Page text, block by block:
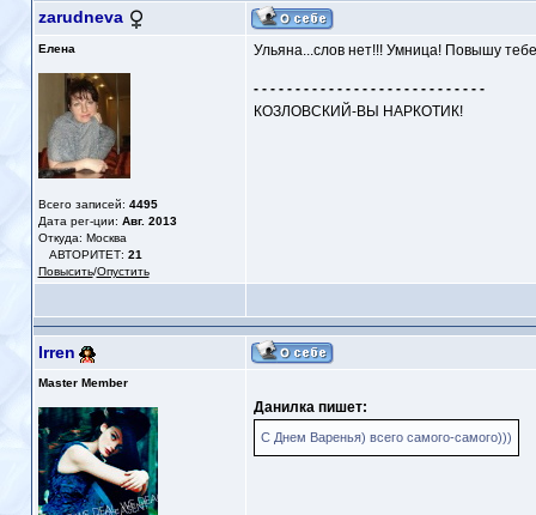
zarudneva
Елена
Всего записей: 4495
Дата рег-ции: Авг. 2013
Откуда: Москва
АВТОРИТЕТ: 21
Повысить/Опустить
Ульяна...слов нет!!! Умница! Повышу
- - - - - - - - - - - - - - - - - - - - - - - - - - - -
КОЗЛОВСКИЙ-ВЫ НАРКОТИК!
Irren
Master Member
Данилка пишет:
С Днем Варенья) всего самого-самого)))